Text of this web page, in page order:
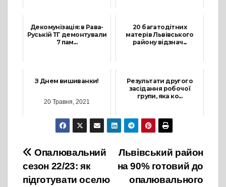
Декомунізація: в Рава-
Руській ТГ демонтували
7 пам...
20 багатодітних
матерів Львівського
району відзнач...
З Днем вишиванки!
20 Травня, 2021
Результати другого
засідання робочої
групи, яка ко...
27 Жовтня, 2023
Навігація
записів
Львівський район
на 90% готовий до
опалювального
Опалювальний
сезон 22/23: як
підготувати оселю